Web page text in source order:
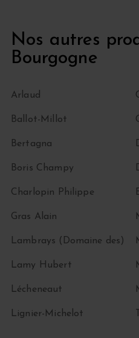
Nos autres
Bourgogne
Arlaud
Ballot-Millot
Bertagna
Boris Champy
Charlopin Philippe
Gras Alain
Lambrays (Domaine des)
Lamy Hubert
Lécheneaut
Lignier-Michelot